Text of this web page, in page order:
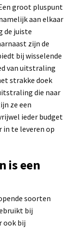
groot pluspunt
aan elkaar
de juiste
zijn de
bij wisselende
van uitstraling
strakke doek
die naar
ze een
ieder budget
in te leveren op
is een
soorten
bij
ook bij